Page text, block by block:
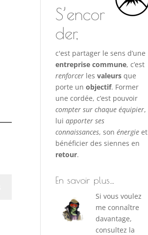
S’encor
der,
c'est partager le sens d’une
entreprise commune, c’est
renforcer lesvaleurs que
porte unobjectif. Former
une cordée, c’est pouvoir
compter sur chaque équipier,
luiapporter ses
connaissances, sonénergie et
bénéficier des siennes en
retour.
En savoir plus…
Si vous voulez
me connaître
davantage,
consultez la